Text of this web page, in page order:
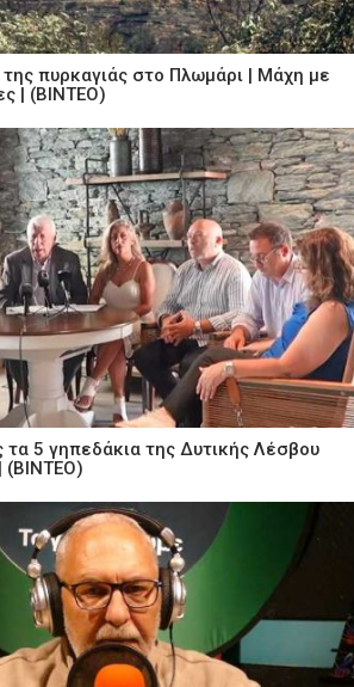
της πυρκαγιάς στο Πλωμάρι | Μάχη με
| (ΒΙΝΤΕΟ)
τα 5 γηπεδάκια της Δυτικής Λέσβου
(ΒΙΝΤΕΟ)